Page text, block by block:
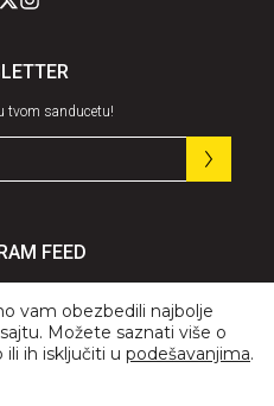
tvom sanducetu!
FEED
vam obezbedili najbolje
Možete saznati više o
ih isključiti u podešavanjima.
Banner